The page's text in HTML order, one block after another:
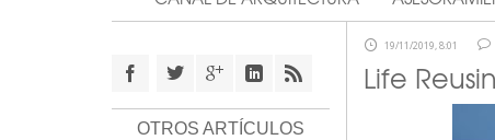
19/11/2019, 8:01
Life
OTROS ARTÍCULOS